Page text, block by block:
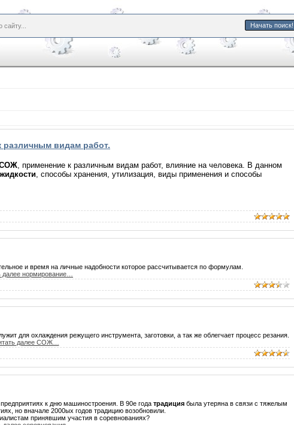
Начать поиск!
видам работ.
, применение к различным видам работ, влияние на человека. В данном
, способы хранения, утилизация, виды применения и способы
и время на личные надобности которое рассчитывается по формулам.
далее нормирование…
для охлаждения режущего инструмента, заготовки, а так же облегчает процесс резания.
далее СОЖ…
к дню машиностроения. В 90е года традициябыла утеряна в связи с тяжелым
но вначале 2000ых годов традицию возобновили.
принявшим участия в соревнованиях?